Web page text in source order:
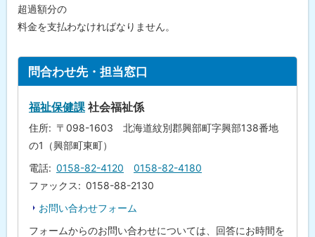
超過額分の
料金を支払わなければなりません。
問合わせ先・担当窓口
福祉保健課 社会福祉係
住所
〒098-1603 北海道紋別郡興部町字興部138番地
の1（興部町東町）
電話
0158-82-4120
0158-82-4180
ファックス
0158-88-2130
お問い合わせフォーム
フォームからのお問い合わせについては、回答にお時間を